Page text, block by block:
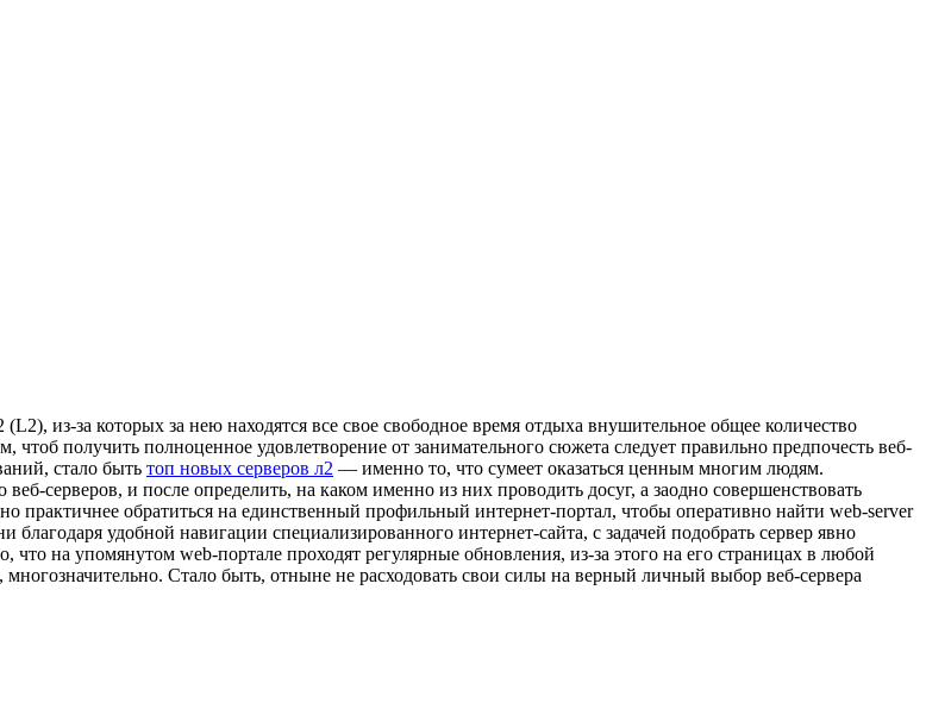
из-за которых за нею находятся все свое свободное время отдыха внушительное общее количество
получить полноценное удовлетворение от занимательного сюжета следует правильно предпочесть веб-
стало быть топ новых серверов л2 — именно то, что сумеет оказаться ценным многим людям.
серверов, и после определить, на каком именно из них проводить досуг, а заодно совершенствовать
практичнее обратиться на единственный профильный интернет-портал, чтобы оперативно найти web-server
удобной навигации специализированного интернет-сайта, с задачей подобрать сервер явно
на упомянутом web-портале проходят регулярные обновления, из-за этого на его страницах в любой
Стало быть, отныне не расходовать свои силы на верный личный выбор веб-сервера